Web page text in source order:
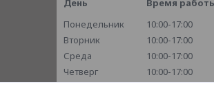
День
Время
Понедельник
10:00-17:00
Вторник
10:00-17:00
Среда
10:00-17:00
Четверг
10:00-17:00